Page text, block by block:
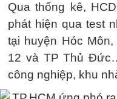
Qua thống kê,
phát hiện qua test
tại huyện Hóc
12 và TP Thủ
công nghiệp, khu